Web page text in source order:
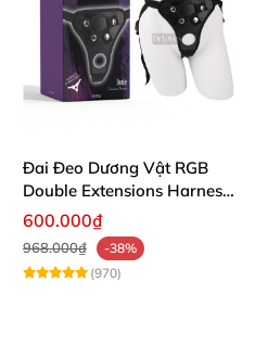
Đai Đeo Dương Vật RGB
Double Extensions Harness
Silicon
600.000₫
968.000₫
-38%
(970)